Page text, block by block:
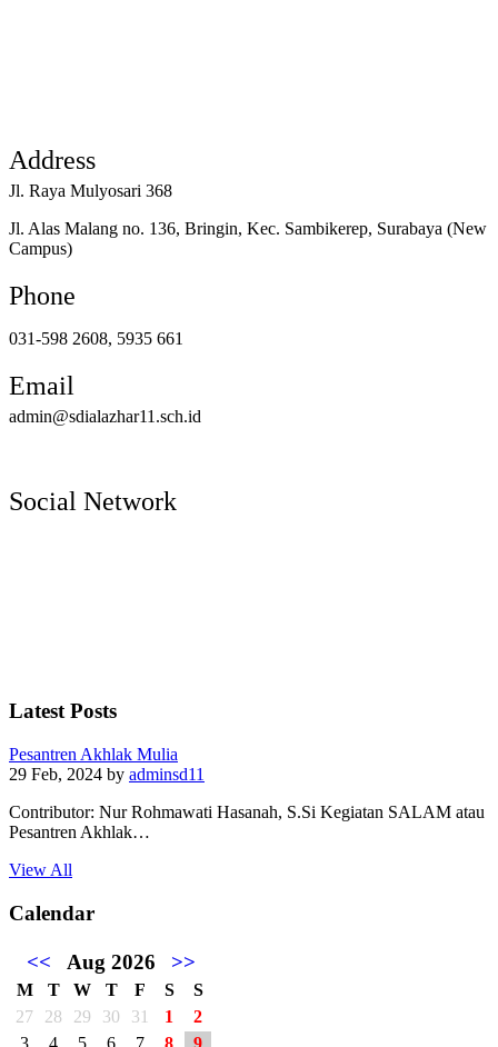
Address
Jl. Raya Mulyosari 368
Jl. Alas Malang no. 136, Bringin, Kec. Sambikerep, Surabaya (New
Campus)
Phone
031-598 2608, 5935 661
Email
admin@sdialazhar11.sch.id
Social Network
Latest Posts
Pesantren Akhlak Mulia
29 Feb, 2024 by adminsd11
Contributor: Nur Rohmawati Hasanah, S.Si Kegiatan SALAM atau
Pesantren Akhlak…
View All
Calendar
<< Aug 2026 >>
M T W T F S
S
27
28 29 30 31 1
2
3
4 5 6 7 8 9